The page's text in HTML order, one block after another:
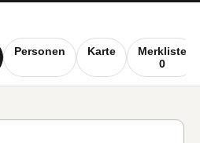
Personen Karte
Merkliste
0